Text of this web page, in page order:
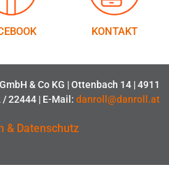
KONTAKT
& Co KG | Ottenbach 14 | 4911
22444 | E-Mail: danroll@danroll.at
& Datenschutz